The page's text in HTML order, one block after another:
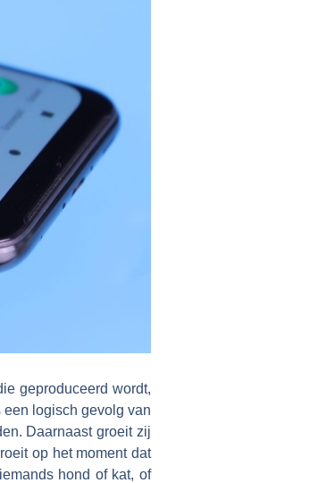
geproduceerd wordt,
logisch gevolg van
Daarnaast groeit zij
op het moment dat
hond of kat, of